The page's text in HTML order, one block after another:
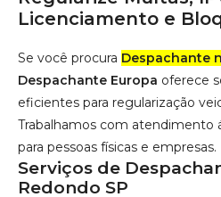
Licenciamento e
Se você procura Despachante
Despachante Europa oferece
eficientes para regularização
Trabalhamos com atendimento
para pessoas físicas e empresas.
Serviços de
Redondo SP